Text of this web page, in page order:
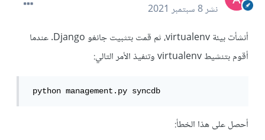
نشر8 سبتمبر 2021
أنشأت بيئة virtualenv، ثم قمت بتثبيت جانغو Django. عندما
أقوم بتنشيط virtualenv وتنفيذ الأمر التالي:
python management.py syncdb
أحصل على هذا الخطأ: